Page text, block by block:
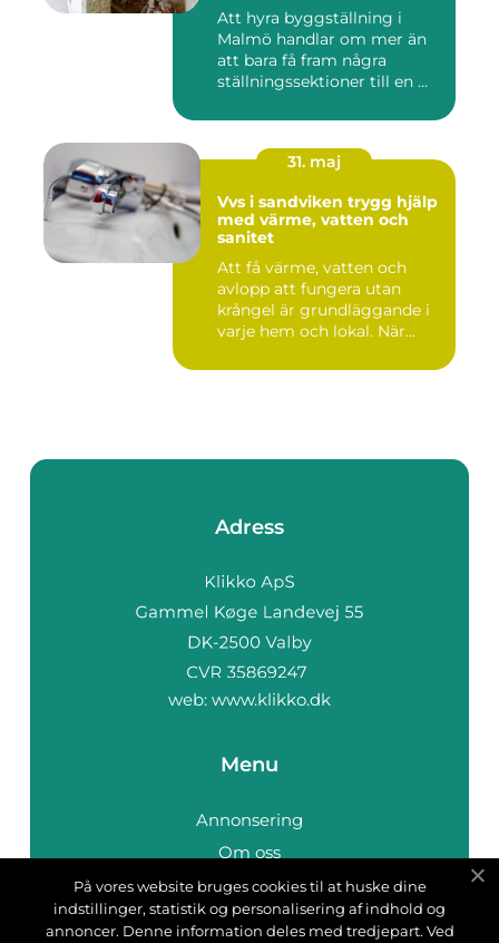
Att hyra byggställning i
Malmö handlar om mer än
att bara få fram några
ställningssektioner till en ...
31. maj
Vvs i sandviken trygg hjälp
med värme, vatten och
sanitet
Att få värme, vatten och
avlopp att fungera utan
krångel är grundläggande i
varje hem och lokal. När...
Adress
web: www.klikko.dk
Menu
Annonsering
Om oss
Cookies
Kontakta oss
På vores website bruges cookies til at huske dine
indstillinger, statistik og personalisering af indhold og
annoncer. Denne information deles med tredjepart. Ved